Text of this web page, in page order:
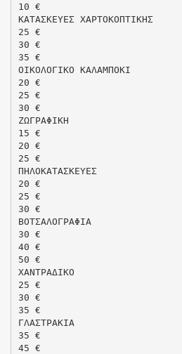
10 €
ΚΑΤΑΣΚΕΥΕΣ ΧΑΡΤΟΚΟΠΤΙΚΗΣ
25 €
30 €
35 €
ΟΙΚΟΛΟΓΙΚΟ ΚΑΛΑΜΠΟΚΙ
20 €
25 €
30 €
ΖΩΓΡΑΦΙΚΗ
15 €
20 €
25 €
ΠΗΛΟΚΑΤΑΣΚΕΥΕΣ
20 €
25 €
30 €
ΒΟΤΣΑΛΟΓΡΑΦΙΑ
30 €
40 €
50 €
ΧΑΝΤΡΑΔΙΚΟ
25 €
30 €
35 €
ΓΛΑΣΤΡΑΚΙΑ
35 €
45 €